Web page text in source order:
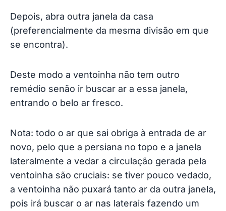
Depois, abra outra janela da casa
(preferencialmente da mesma divisão em que
se encontra).
Deste modo a ventoinha não tem outro
remédio senão ir buscar ar a essa janela,
entrando o belo ar fresco.
Nota: todo o ar que sai obriga à entrada de ar
novo, pelo que a persiana no topo e a janela
lateralmente a vedar a circulação gerada pela
ventoinha são cruciais: se tiver pouco vedado,
a ventoinha não puxará tanto ar da outra janela,
pois irá buscar o ar nas laterais fazendo um